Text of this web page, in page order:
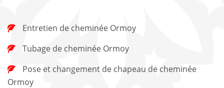
Entretien de cheminée Ormoy
Tubage de cheminée Ormoy
Ormoy